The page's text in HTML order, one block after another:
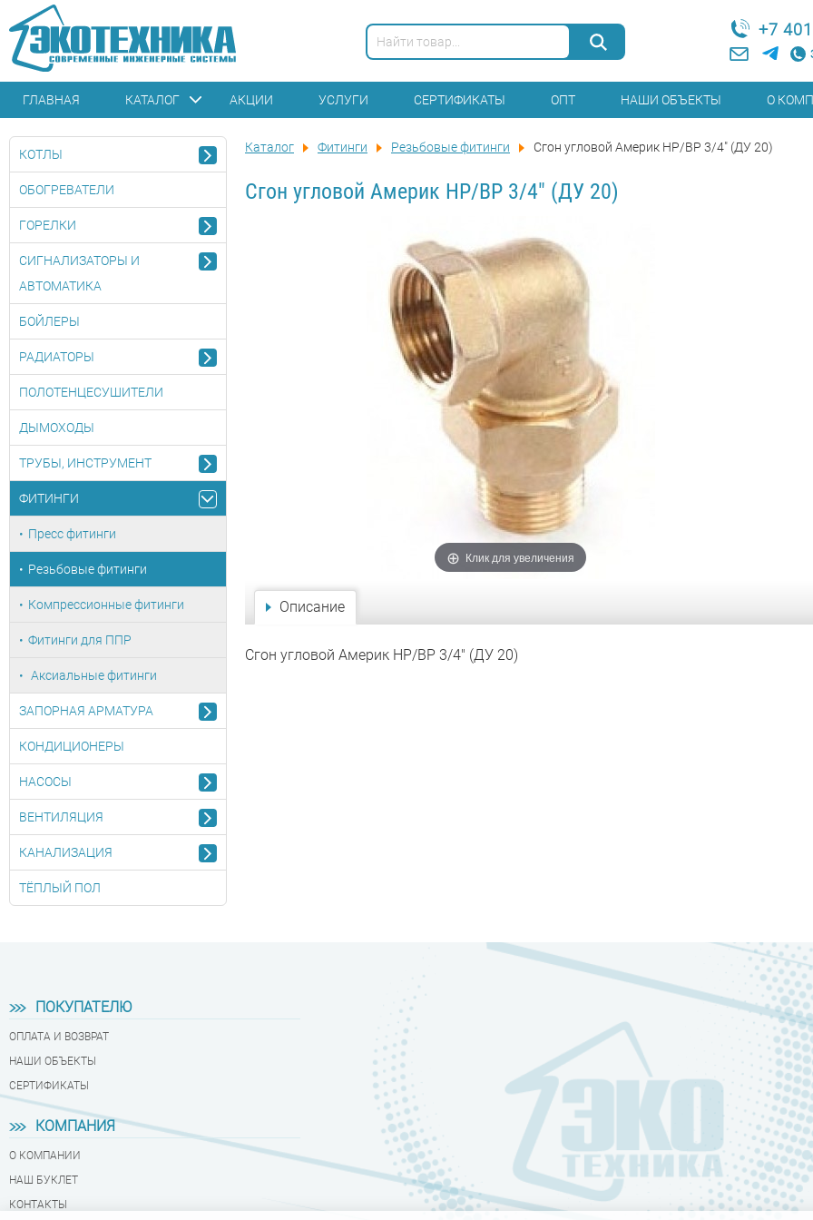
+7
ГЛАВНАЯ КАТАЛОГ АКЦИИ УСЛУГИ СЕРТИФИКАТЫ ОПТ НАШИ ОБЪЕКТЫ О
Каталог Фитинги Резьбовые фитинги Сгон угловой Америк НР/ВР 3/4" (ДУ 20)
Сгон угловой Америк НР/ВР 3/4" (ДУ 20)
Клик для увеличения
Описание
Сгон угловой Америк НР/ВР 3/4" (ДУ 20)
КОТЛЫ
ОБОГРЕВАТЕЛИ
ГОРЕЛКИ
СИГНАЛИЗАТОРЫ И
АВТОМАТИКА
БОЙЛЕРЫ
РАДИАТОРЫ
ПОЛОТЕНЦЕСУШИТЕЛИ
ДЫМОХОДЫ
ТРУБЫ, ИНСТРУМЕНТ
ФИТИНГИ
Пресс фитинги
Резьбовые фитинги
Компрессионные фитинги
Фитинги для ППР
Аксиальные фитинги
ЗАПОРНАЯ АРМАТУРА
КОНДИЦИОНЕРЫ
НАСОСЫ
ВЕНТИЛЯЦИЯ
КАНАЛИЗАЦИЯ
ТЁПЛЫЙ ПОЛ
ПОКУПАТЕЛЮ
ОПЛАТА И ВОЗВРАТ
НАШИ ОБЪЕКТЫ
СЕРТИФИКАТЫ
КОМПАНИЯ
О КОМПАНИИ
НАШ БУКЛЕТ
КОНТАКТЫ